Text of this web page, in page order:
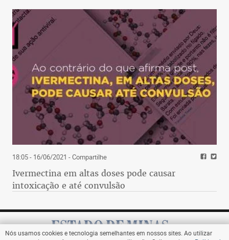
18:05 - 16/06/2021 - Compartilhe
Ivermectina em altas doses pode causar
intoxicação e até convulsão
Nós usamos cookies e tecnologia semelhantes em nossos sites. Ao utilizar